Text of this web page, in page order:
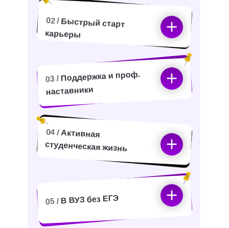
02 / Быстрый старт
карьеры
04 /Активная
студенческая жизнь
05 / В ВУЗ без ЕГЭ
03 / Поддержка и проф.
наставники